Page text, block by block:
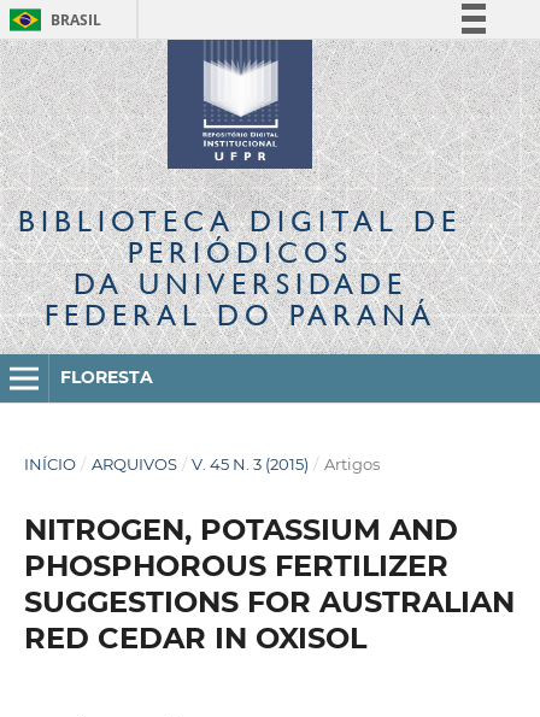
BRASIL
Simplifique!
Comunica BR
Participe
Acesso à informação
Legislação
Canais
BIBLIOTECA DIGITALDE
PERIÓDICOS
DA UNIVERSIDADE
FEDERAL DO PARANÁ
FLORESTA
INÍCIO / ARQUIVOS / V. 45 N. 3 (2015) / Artigos
NITROGEN, POTASSIUM AND
PHOSPHOROUS FERTILIZER
SUGGESTIONS FOR AUSTRALIAN
RED CEDAR IN OXISOL